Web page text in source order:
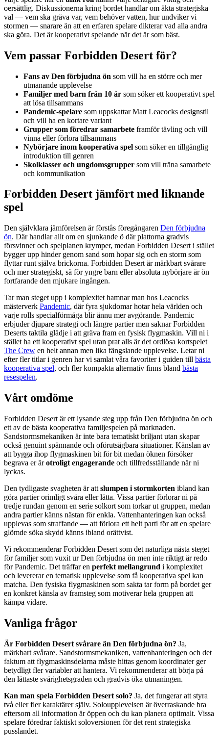
oersättlig. Diskussionerna kring bordet handlar om äkta strategiska
val — vem ska gräva var, vem behöver vatten, hur undviker vi
stormen — snarare än att en erfaren spelare dikterar vad alla andra
ska göra. Det är kooperativt spelande när det är som bäst.
Vem passar Forbidden Desert för?
Fans av Den förbjudna ön som vill ha en större och mer
utmanande upplevelse
Familjer med barn från 10 år som söker ett kooperativt spel
att lösa tillsammans
Pandemic-spelare som uppskattar Matt Leacocks designstil
och vill ha en kortare variant
Grupper som föredrar samarbete framför tävling och vill
vinna eller förlora tillsammans
Nybörjare inom kooperativa spel som söker en tillgänglig
introduktion till genren
Skolklasser och ungdomsgrupper som vill träna samarbete
och kommunikation
Forbidden Desert jämfört med liknande
spel
Den självklara jämförelsen är förstås föregångaren Den förbjudna
ön. Där handlar allt om en sjunkande ö där plattorna gradvis
försvinner och spelplanen krymper, medan Forbidden Desert i stället
bygger upp hinder genom sand som hopar sig och en storm som
flyttar runt själva brickorna. Forbidden Desert är märkbart svårare
och mer strategiskt, så för yngre barn eller absoluta nybörjare är ön
fortfarande den mjukare ingången.
Tar man steget upp i komplexitet hamnar man hos Leacocks
mästerverk Pandemic, där fyra sjukdomar hotar hela världen och
varje rolls specialförmåga blir ännu mer avgörande. Pandemic
erbjuder djupare strategi och längre partier men saknar Forbidden
Deserts taktila glädje i att gräva fram en fysisk flygmaskin. Vill ni i
stället ha ett kooperativt spel utan prat alls är det ordlösa kortspelet
The Crew en helt annan men lika fängslande upplevelse. Letar ni
efter fler titlar i genren har vi samlat våra favoriter i guiden till bästa
kooperativa spel, och fler kompakta alternativ finns bland bästa
resespelen.
Vårt omdöme
Forbidden Desert är ett lysande steg upp från Den förbjudna ön och
ett av de bästa kooperativa familjespelen på marknaden.
Sandstormsmekaniken är inte bara tematiskt briljant utan skapar
också genuint spännande och oförutsägbara situationer. Känslan av
att bygga ihop flygmaskinen bit för bit medan öknen försöker
begrava er ärotroligt engagerande och tillfredsställande när ni
lyckas.
Den tydligaste svagheten är att slumpen i stormkorten ibland kan
göra partier orimligt svåra eller lätta. Vissa partier förlorar ni på
tredje rundan genom en serie solkort som torkar ut gruppen, medan
andra partier känns nästan för enkla. Vattenhanteringen kan också
upplevas som straffande — att förlora ett helt parti för att en spelare
glömde söka skydd känns ibland orättvist.
Vi rekommenderar Forbidden Desert som det naturliga nästa steget
för familjer som vuxit ur Den förbjudna ön men inte riktigt är redo
för Pandemic. Det träffar en perfekt mellangrund i komplexitet
och levererar en tematisk upplevelse som få kooperativa spel kan
matcha. Den fysiska flygmaskinen som sakta tar form på bordet ger
en konkret känsla av framsteg som motiverar hela gruppen att
kämpa vidare.
Vanliga frågor
Är Forbidden Desert svårare än Den förbjudna ön? Ja,
märkbart svårare. Sandstormsmekaniken, vattenhanteringen och det
faktum att flygmaskinsdelarna måste hittas genom koordinater ger
betydligt fler variabler att hantera. Vi rekommenderar att börja på
den lättaste svårighetsgraden och gradvis öka utmaningen.
Kan man spela Forbidden Desert solo? Ja, det fungerar att styra
två eller fler karaktärer själv. Soloupplevelsen är överraskande bra
eftersom all information är öppen och du kan planera optimalt. Vissa
spelare föredrar faktiskt soloversionen för det rent strategiska
pusslandet.